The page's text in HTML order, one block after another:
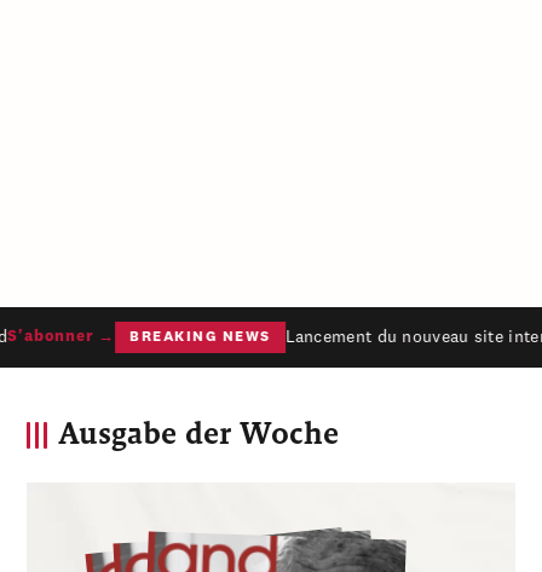
→ BREAKING NEWS Lancement du nouveau site
Ausgabe der Woche